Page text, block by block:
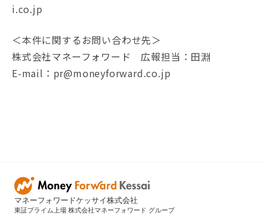
i.co.jp
＜本件に関するお問い合わせ先＞
株式会社マネーフォワード 広報担当：田淵
E-mail：pr@moneyforward.co.jp
マネーフォワードケッサイ株式会社
東証プライム上場 株式会社マネーフォワード グループ